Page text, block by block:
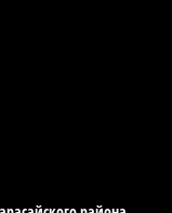
Азии в